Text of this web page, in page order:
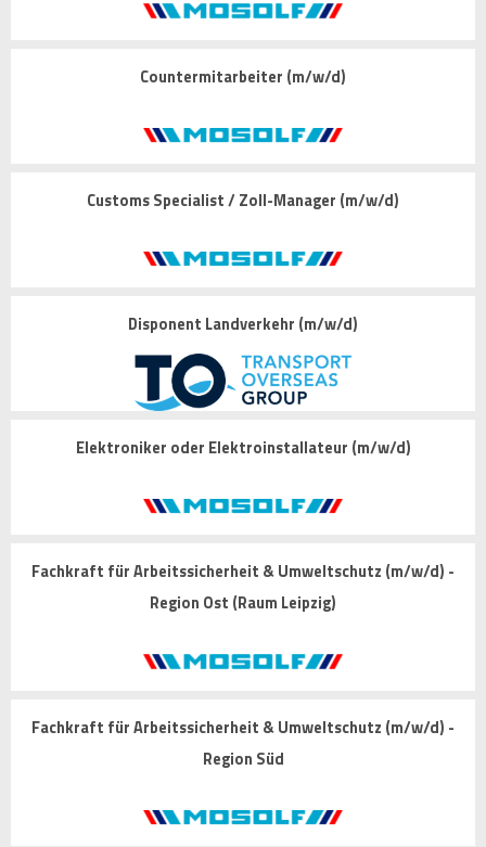
Countermitarbeiter (m/w/d)
Customs Specialist / Zoll-Manager (m/w/d)
Disponent Landverkehr (m/w/d)
Elektroniker oder Elektroinstallateur (m/w/d)
Fachkraft für Arbeitssicherheit & Umweltschutz (m/w/d) -
Region Ost (Raum Leipzig)
Fachkraft für Arbeitssicherheit & Umweltschutz (m/w/d) -
Region Süd